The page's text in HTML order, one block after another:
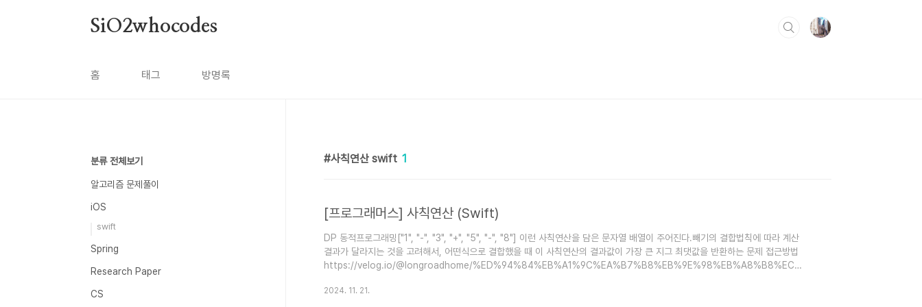
SiO2whocodes
홈 태그 방명록
사칙연산 swift 1
[프로그래머스] 사칙연산 (Swift)
DP 동적프로그래밍["1", "-", "3", "+", "5", "-", "8"] 이런 사칙연산을 담은 문자열 배열이 주어진다.빼기의 결합법칙에 따라 계산
결과가 달라지는 것을 고려해서, 어떤식으로 결합했을 때 이 사칙연산의 결과값이 가장 큰 지그 최댓값을 반환하는 문제 접근방법
https://velog.io/@longroadhome/%ED%94%84%EB%A1%9C%EA%B7%B8%EB%9E%98%EB%A8%B8%EC%8A%A4-
결합법칙이 성립하지만, 빼기(-)는 결합법칙이 성립하지 않습니다.예를 들어 식 1 - 5 - 3은 연산 순서에 따라 다음과 같이 다른 결
2024. 11. 21.
분류 전체보기
알고리즘 문제풀이
iOS
swift
Spring
Research Paper
CS